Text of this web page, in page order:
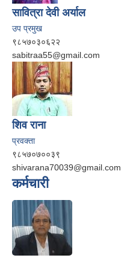
सावित्रा देवी अर्याल
उप प्रमुख
९८५७०३०६२२
sabitraa55@gmail.com
शिव राना
प्रवक्ता
९८५७०७००३९
shivarana70039@gmail.com
कर्मचारी